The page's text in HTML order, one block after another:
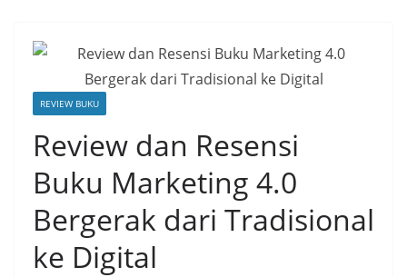
REVIEW BUKU
Review dan Resensi
Buku Marketing 4.0
Bergerak dari Tradisional
ke Digital